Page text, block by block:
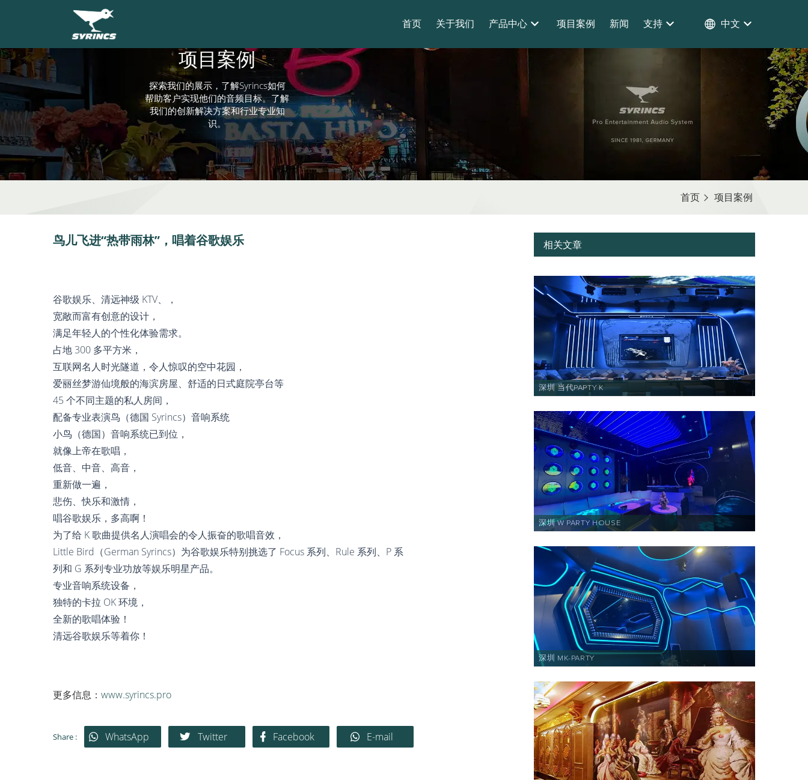
首页 关于我们 产品中心 项目案例 新闻 支持 中文
项目案例
探索我们的展示，了解Syrincs如何
帮助客户实现他们的音频目标。了解
我们的创新解决方案和行业专业知
识。
首页 项目案例
鸟儿飞进“热带雨林”，唱着谷歌娱乐
谷歌娱乐、清远神级 KTV、，
宽敞而富有创意的设计，
满足年轻人的个性化体验需求。
占地 300 多平方米，
互联网名人时光隧道，令人惊叹的空中花园，
爱丽丝梦游仙境般的海滨房屋、舒适的日式庭院亭台等
45 个不同主题的私人房间，
配备专业表演鸟（德国 Syrincs）音响系统
小鸟（德国）音响系统已到位，
就像上帝在歌唱，
低音、中音、高音，
重新做一遍，
悲伤、快乐和激情，
唱谷歌娱乐，多高啊！
为了给 K 歌曲提供名人演唱会的令人振奋的歌唱音效，
Little Bird（German Syrincs）为谷歌娱乐特别挑选了 Focus 系列、Rule 系列、P 系
列和 G 系列专业功放等娱乐明星产品。
专业音响系统设备，
独特的卡拉 OK 环境，
全新的歌唱体验！
清远谷歌娱乐等着你！
更多信息： www.syrincs.pro
Share : WhatsApp Twitter Facebook E-mail
相关文章
深圳 当代PAPTY K
深圳 W PARTY HOUSE
深圳 MK-PARTY